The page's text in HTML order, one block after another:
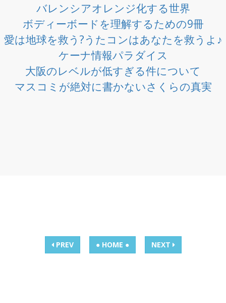
バレンシアオレンジ化する世界
ボディーボードを理解するための9冊
愛は地球を救う?うたコンはあなたを救うよ♪
ケーナ情報パラダイス
大阪のレベルが低すぎる件について
マスコミが絶対に書かないさくらの真実
PREV ● HOME ● NEXT